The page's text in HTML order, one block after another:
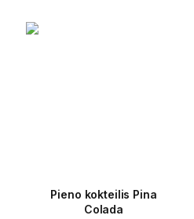
Pieno kokteilis Pina
Colada